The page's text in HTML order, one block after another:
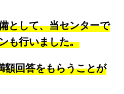
として、当センターで
も行いました。
額回答をもらうことが